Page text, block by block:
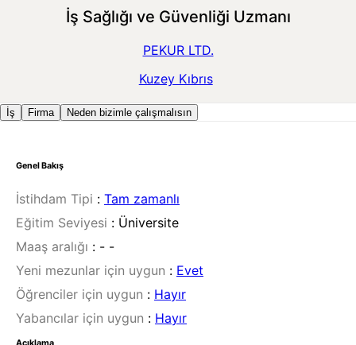
İş Sağlığı ve Güvenliği Uzmanı
PEKUR LTD.
Kuzey Kıbrıs
İş Firma Neden bizimle çalışmalısın
Genel Bakış
İstihdam Tipi : Tam zamanlı
Eğitim Seviyesi : Üniversite
Maaş aralığı : - -
Yeni mezunlar için uygun : Evet
Öğrenciler için uygun : Hayır
Yabancılar için uygun : Hayır